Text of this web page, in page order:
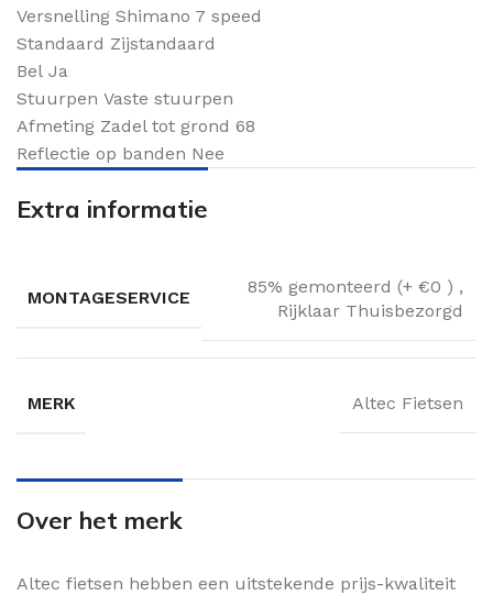
Versnelling Shimano 7 speed
Standaard Zijstandaard
Bel Ja
Stuurpen Vaste stuurpen
Afmeting Zadel tot grond 68
Reflectie op banden Nee
Extra informatie
MONTAGESERVICE
85% gemonteerd (+ €0 ) ,
Rijklaar Thuisbezorgd
MERK Altec Fietsen
Over het merk
Altec fietsen hebben een uitstekende prijs-kwaliteit